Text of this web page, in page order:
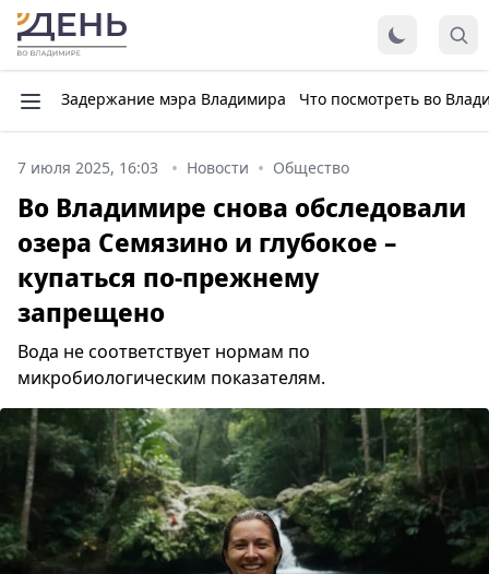
Задержание мэра Владимира Что посмотреть во
7 июля 2025, 16:03 Новости Общество
Во Владимире снова обследовали
озера Семязино и глубокое –
купаться по-прежнему
запрещено
Вода не соответствует нормам по
микробиологическим показателям.